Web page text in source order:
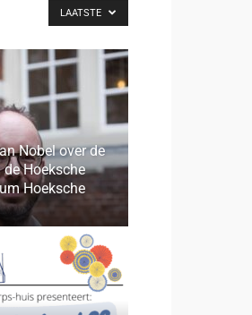
LAATSTE
Nobel over de
Hoeksche
Hoeksche